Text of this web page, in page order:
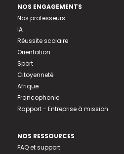
NOS ENGAGEMENTS
Nos professeurs
IA
Réussite scolaire
Orientation
Sport
Citoyenneté
Afrique
Francophonie
Rapport - Entreprise à mission
NOS RESSOURCES
FAQ et support